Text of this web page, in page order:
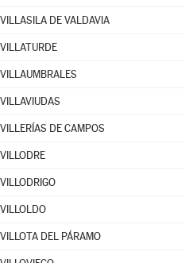
VILLASILA DE VALDAVIA
VILLATURDE
VILLAUMBRALES
VILLAVIUDAS
VILLERÍAS DE CAMPOS
VILLODRE
VILLODRIGO
VILLOLDO
VILLOTA DEL PÁRAMO